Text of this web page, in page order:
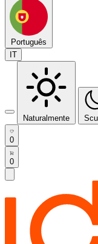
Português
IT
Naturalmente
0
0